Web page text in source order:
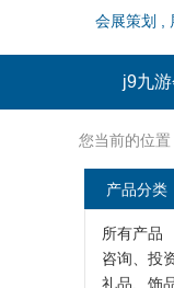
会展策划 ,
j9九
您当前的位置
产品分类
所有产品
咨询、投
礼品、饰